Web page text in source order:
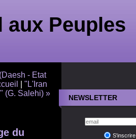
aux Peuples
NEWSLETTER
S'inscrire
- Etat
"L'Iran
(G. Salehi) »
du